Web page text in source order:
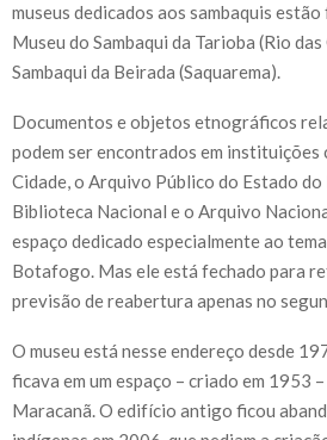
museus dedicados aos sambaquis
Museu do Sambaqui da Tarioba (Rio
Sambaqui da Beirada (Saquarema).
Documentos e objetos etnográficos
podem ser encontrados em instituições
Cidade, o Arquivo Público do Estado do
Biblioteca Nacional e o Arquivo
espaço dedicado especialmente ao
Botafogo. Mas ele está fechado para
previsão de reabertura apenas no
O museu está nesse endereço desde
ficava em um espaço – criado em 1953
Maracanã. O edifício antigo ficou